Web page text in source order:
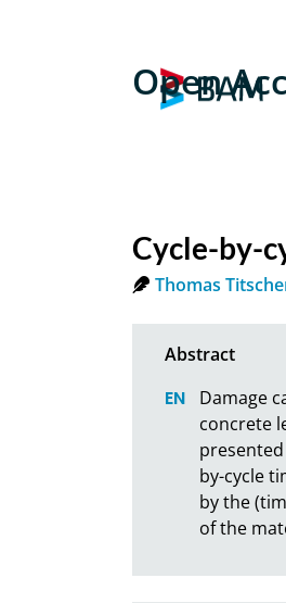
Open
Cycle-by-
Thomas
Damage
concrete
by-cycle
by the
of the